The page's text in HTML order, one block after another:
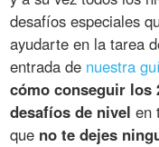
desafíos especiales
ayudarte en la tarea
entrada de nuestra
cómo conseguir los
desafíos de nivel en
que no te dejes